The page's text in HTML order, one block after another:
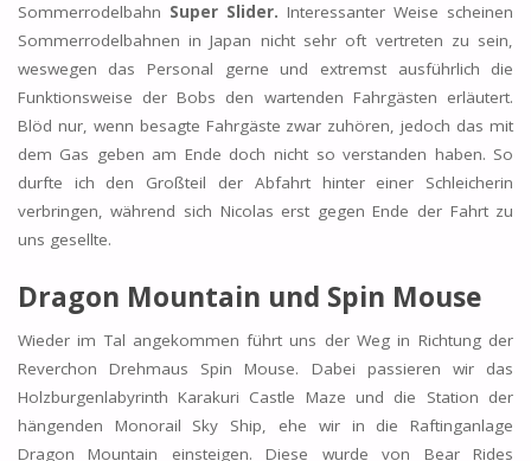
Sommerrodelbahn Super Slider. Interessanter Weise scheinen
Sommerrodelbahnen in Japan nicht sehr oft vertreten zu sein,
weswegen das Personal gerne und extremst ausführlich die
Funktionsweise der Bobs den wartenden Fahrgästen erläutert.
Blöd nur, wenn besagte Fahrgäste zwar zuhören, jedoch das mit
dem Gas geben am Ende doch nicht so verstanden haben. So
durfte ich den Großteil der Abfahrt hinter einer Schleicherin
verbringen, während sich Nicolas erst gegen Ende der Fahrt zu
uns gesellte.
Dragon Mountain und Spin Mouse
Wieder im Tal angekommen führt uns der Weg in Richtung der
Reverchon Drehmaus Spin Mouse. Dabei passieren wir das
Holzburgenlabyrinth Karakuri Castle Maze und die Station der
hängenden Monorail Sky Ship, ehe wir in die Raftinganlage
Dragon Mountain einsteigen. Diese wurde von Bear Rides